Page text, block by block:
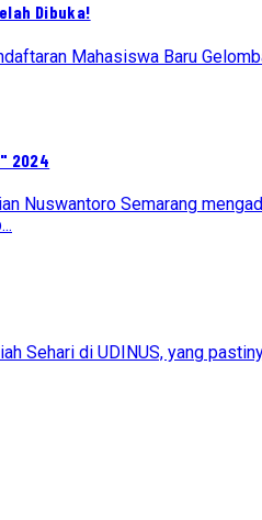
Dibuka!
Mahasiswa Baru
2024
Nuswantoro Semarang
Sehari di UDINUS, yang